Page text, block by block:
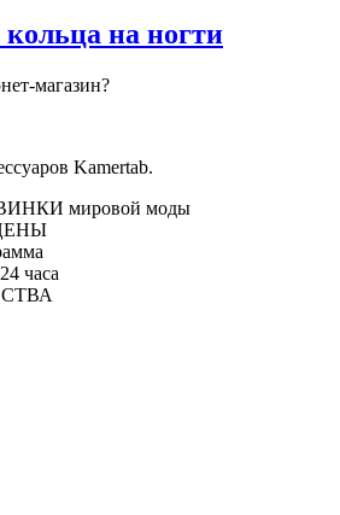
на ногти
магазин?
Kamertab.
мировой моды
часа